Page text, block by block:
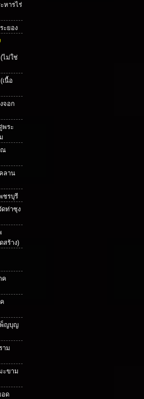
หารไร่
ะยอง
ไม่ใช่
เนื้อ
จอก
พระ
ณ
ลาน
ชรบุรี
ดท่าซุง
สร้าง)
ค
พ็ญบุญ
าม
ะขาม
อด